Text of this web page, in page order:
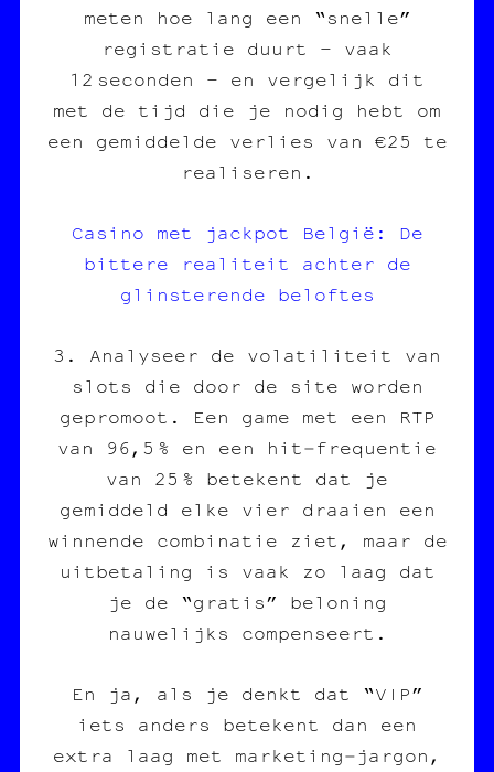
meten hoe lang een “snelle”
registratie duurt – vaak
12 seconden – en vergelijk dit
met de tijd die je nodig hebt om
een gemiddelde verlies van €25 te
realiseren.
Casino met jackpot België: De
bittere realiteit achter de
glinsterende beloftes
3. Analyseer de volatiliteit van
slots die door de site worden
gepromoot. Een game met een RTP
van 96,5 % en een hit‑frequentie
van 25 % betekent dat je
gemiddeld elke vier draaien een
winnende combinatie ziet, maar de
uitbetaling is vaak zo laag dat
je de “gratis” beloning
nauwelijks compenseert.
En ja, als je denkt dat “VIP”
iets anders betekent dan een
extra laag met marketing‑jargon,